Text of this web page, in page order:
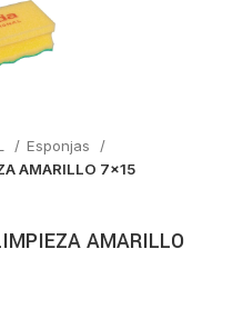
Esponjas
AMARILLO 7×15
AMARILLO